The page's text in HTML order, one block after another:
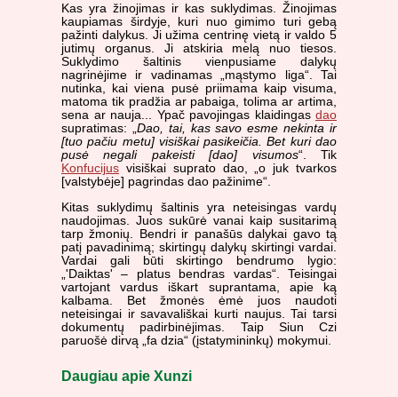
Kas yra žinojimas ir kas suklydimas. Žinojimas
kaupiamas širdyje, kuri nuo gimimo turi gebą
pažinti dalykus. Ji užima centrinę vietą ir valdo 5
jutimų organus. Ji atskiria melą nuo tiesos.
Suklydimo šaltinis vienpusiame dalykų
nagrinėjime ir vadinamas „mąstymo liga“. Tai
nutinka, kai viena pusė priimama kaip visuma,
matoma tik pradžia ar pabaiga, tolima ar artima,
sena ar nauja... Ypač pavojingas klaidingas dao
supratimas: „ Dao, tai, kas savo esme nekinta ir
[tuo pačiu metu] visiškai pasikeičia. Bet kuri dao
pusė negali pakeisti [dao] visumos“. Tik
Konfucijus visiškai suprato dao, „o juk tvarkos
[valstybėje] pagrindas dao pažinime“.
Kitas suklydimų šaltinis yra neteisingas vardų
naudojimas. Juos sukūrė vanai kaip susitarimą
tarp žmonių. Bendri ir panašūs dalykai gavo tą
patį pavadinimą; skirtingų dalykų skirtingi vardai.
Vardai gali būti skirtingo bendrumo lygio:
„'Daiktas' – platus bendras vardas“. Teisingai
vartojant vardus iškart suprantama, apie ką
kalbama. Bet žmonės ėmė juos naudoti
neteisingai ir savavališkai kurti naujus. Tai tarsi
dokumentų padirbinėjimas. Taip Siun Czi
paruošė dirvą „fa dzia“ (įstatymininkų) mokymui.
Daugiau apie Xunzi